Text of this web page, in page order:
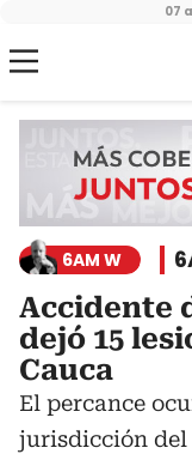
07
6AM W
Accidente
dejó 15
Cauca
El percance
jurisdicción del